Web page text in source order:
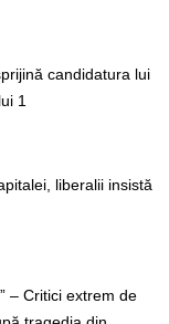
candidatura lui
1
liberalii insistă
– Critici extrem de